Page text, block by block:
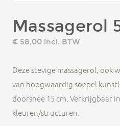
Massagerol
€ 58,00 incl. BTW
Deze stevige massagerol, ook
van hoogwaardig soepel
doorsnee 15 cm. Verkrijgbaar
kleuren/structuren.